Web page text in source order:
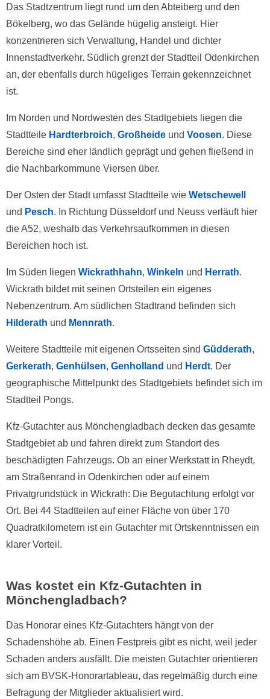
Das Stadtzentrum liegt rund um den Abteiberg und den
Bökelberg, wo das Gelände hügelig ansteigt. Hier
konzentrieren sich Verwaltung, Handel und dichter
Innenstadtverkehr. Südlich grenzt der Stadtteil Odenkirchen
an, der ebenfalls durch hügeliges Terrain gekennzeichnet
ist.
Im Norden und Nordwesten des Stadtgebiets liegen die
Stadtteile Hardterbroich, Großheide und Voosen. Diese
Bereiche sind eher ländlich geprägt und gehen fließend in
die Nachbarkommune Viersen über.
Der Osten der Stadt umfasst Stadtteile wie Wetschewell
und Pesch. In Richtung Düsseldorf und Neuss verläuft hier
die A52, weshalb das Verkehrsaufkommen in diesen
Bereichen hoch ist.
Im Süden liegen Wickrathhahn, Winkeln und Herrath.
Wickrath bildet mit seinen Ortsteilen ein eigenes
Nebenzentrum. Am südlichen Stadtrand befinden sich
Hilderath und Mennrath.
Weitere Stadtteile mit eigenen Ortsseiten sind Güdderath,
Gerkerath, Genhülsen, Genholland und Herdt. Der
geographische Mittelpunkt des Stadtgebiets befindet sich im
Stadtteil Pongs.
Kfz-Gutachter aus Mönchengladbach decken das gesamte
Stadtgebiet ab und fahren direkt zum Standort des
beschädigten Fahrzeugs. Ob an einer Werkstatt in Rheydt,
am Straßenrand in Odenkirchen oder auf einem
Privatgrundstück in Wickrath: Die Begutachtung erfolgt vor
Ort. Bei 44 Stadtteilen auf einer Fläche von über 170
Quadratkilometern ist ein Gutachter mit Ortskenntnissen ein
klarer Vorteil.
Was kostet ein Kfz-Gutachten in
Mönchengladbach?
Das Honorar eines Kfz-Gutachters hängt von der
Schadenshöhe ab. Einen Festpreis gibt es nicht, weil jeder
Schaden anders ausfällt. Die meisten Gutachter orientieren
sich am BVSK-Honorartableau, das regelmäßig durch eine
Befragung der Mitglieder aktualisiert wird.